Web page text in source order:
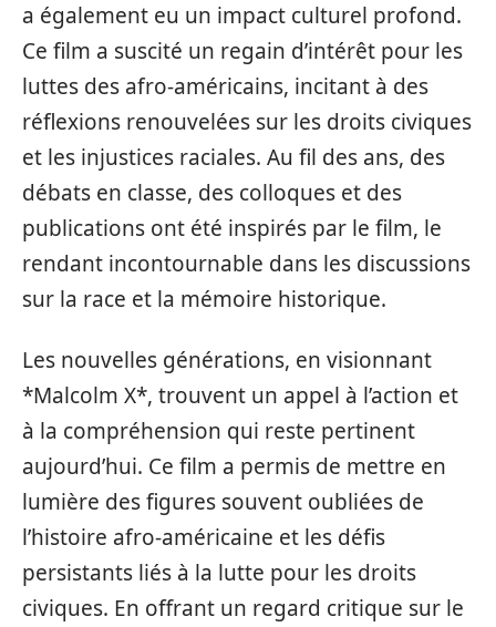
a également eu un impact culturel profond.
Ce film a suscité un regain d’intérêt pour les
luttes des afro-américains, incitant à des
réflexions renouvelées sur les droits civiques
et les injustices raciales. Au fil des ans, des
débats en classe, des colloques et des
publications ont été inspirés par le film, le
rendant incontournable dans les discussions
sur la race et la mémoire historique.
Les nouvelles générations, en visionnant
*Malcolm X*, trouvent un appel à l’action et
à la compréhension qui reste pertinent
aujourd’hui. Ce film a permis de mettre en
lumière des figures souvent oubliées de
l’histoire afro-américaine et les défis
persistants liés à la lutte pour les droits
civiques. En offrant un regard critique sur le